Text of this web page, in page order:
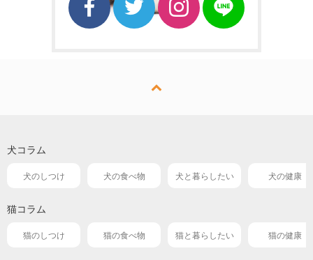
犬コラム
犬のしつけ 犬の食べ物 犬と暮らしたい 犬の健康
猫コラム
猫のしつけ 猫の食べ物 猫と暮らしたい 猫の健康